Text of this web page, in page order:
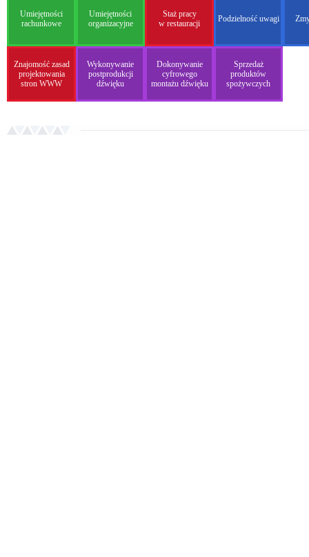
Umiejętności
rachunkowe
Umiejętności
organizacyjne
Staż pracy
w restauracji
Podzielność uwagi
Znajomość zasad
projektowania
stron WWW
Wykonywanie
postprodukcji
dźwięku
Dokonywanie
cyfrowego
montażu dźwięku
Sprzedaż
produktów
spożywczych